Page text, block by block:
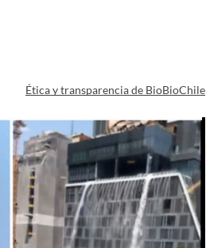
Ética y transparencia de BioBioChile